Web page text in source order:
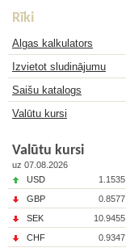
Rīki
Algas kalkulators
Izvietot sludinājumu
Saišu katalogs
Valūtu kursi
Valūtu kursi
uz 07.08.2026
USD
1.1535
GBP
0.8577
SEK
10.9455
CHF
0.9347